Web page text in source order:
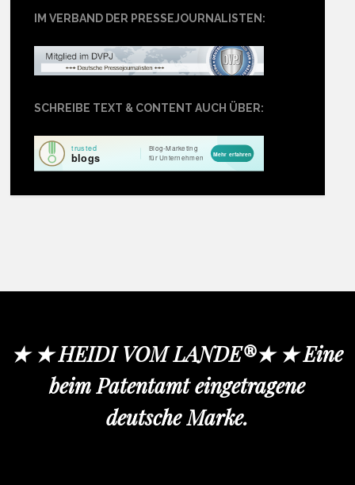
IM VERBAND DER PRESSEJOURNALISTEN:
SCHREIBE TEXT & CONTENT AUCH ÜBER:
★ ★ HEIDI VOM LANDE®★ ★ Eine
beim Patentamt eingetragene
deutsche Marke.